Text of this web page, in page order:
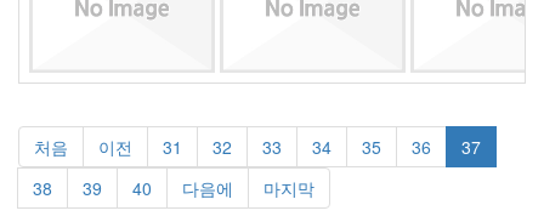
처음 이전 31 32 33 34 35 36
37
38
39 40 다음에 마지막